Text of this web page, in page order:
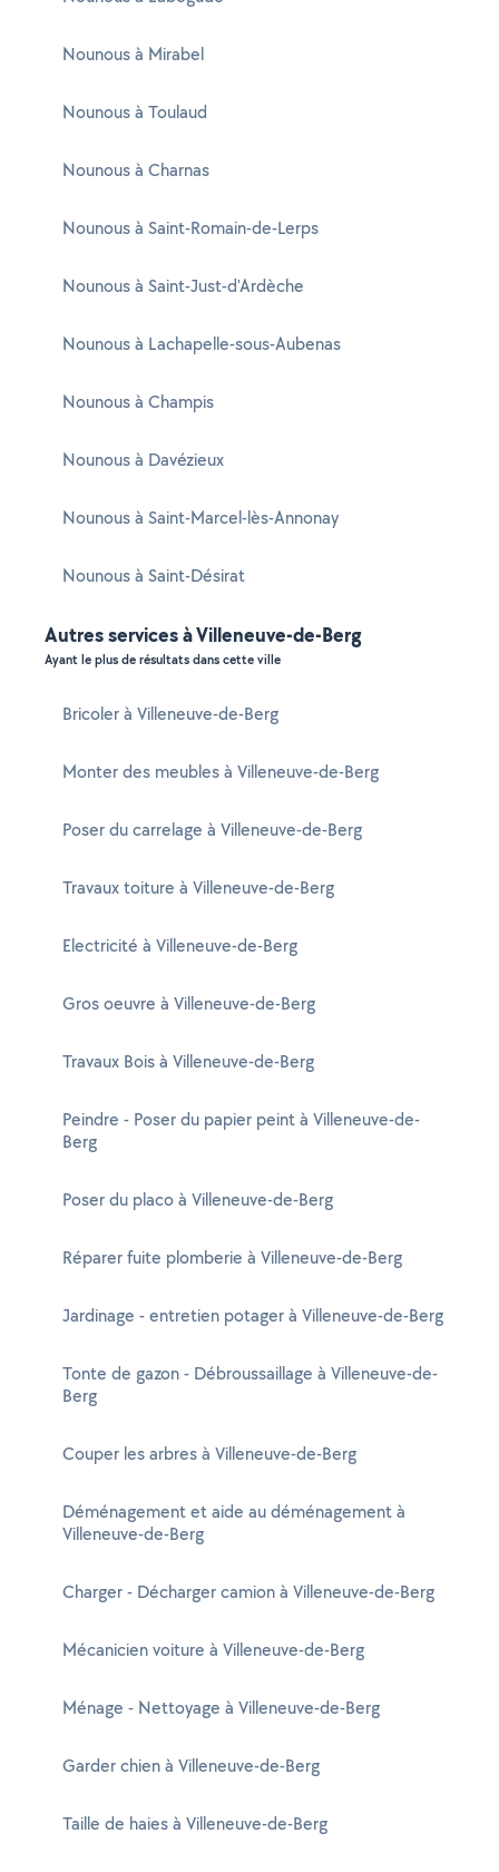
Nounous à Mirabel
Nounous à Toulaud
Nounous à Charnas
Nounous à Saint-Romain-de-Lerps
Nounous à Saint-Just-d'Ardèche
Nounous à Lachapelle-sous-Aubenas
Nounous à Champis
Nounous à Davézieux
Nounous à Saint-Marcel-lès-Annonay
Nounous à Saint-Désirat
Autres services à Villeneuve-de-Berg
Ayant le plus de résultats dans cette ville
Bricoler à Villeneuve-de-Berg
Monter des meubles à Villeneuve-de-Berg
Poser du carrelage à Villeneuve-de-Berg
Travaux toiture à Villeneuve-de-Berg
Electricité à Villeneuve-de-Berg
Gros oeuvre à Villeneuve-de-Berg
Travaux Bois à Villeneuve-de-Berg
Peindre - Poser du papier peint à Villeneuve-de-
Berg
Poser du placo à Villeneuve-de-Berg
Réparer fuite plomberie à Villeneuve-de-Berg
Jardinage - entretien potager à Villeneuve-de-Berg
Tonte de gazon - Débroussaillage à Villeneuve-de-
Berg
Couper les arbres à Villeneuve-de-Berg
Déménagement et aide au déménagement à
Villeneuve-de-Berg
Charger - Décharger camion à Villeneuve-de-Berg
Mécanicien voiture à Villeneuve-de-Berg
Ménage - Nettoyage à Villeneuve-de-Berg
Garder chien à Villeneuve-de-Berg
Taille de haies à Villeneuve-de-Berg